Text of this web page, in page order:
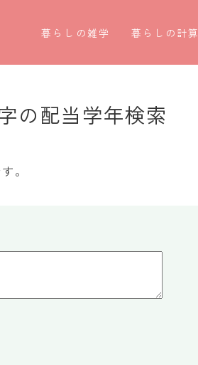
暮らしの雑学
暮らしの豆知識
子育て豆知識
暮らしの計算
割引計算
消費税計算
の配当学年検索
。